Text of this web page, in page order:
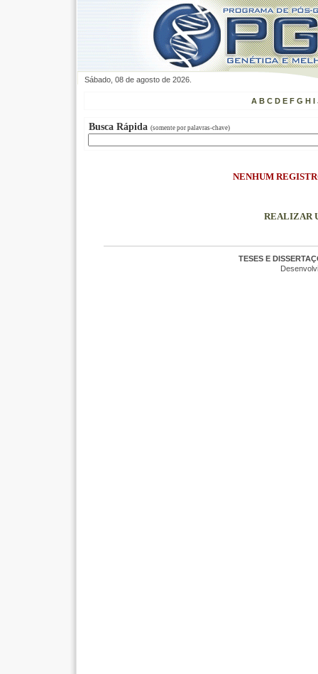
Sábado, 08 de agosto de 2026.
A B C D E F G H I
Busca Rápida (somente por palavras-chave)
NENHUM
REALIZAR
TESES E